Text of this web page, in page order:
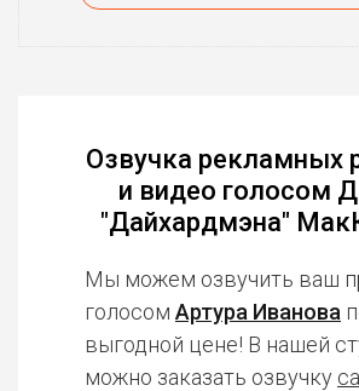
Озвучка рекламных
и видео голосом
"Дайхардмэна"
Мы можем озвучить ваш
голосом Артура Иванова
выгодной цене! В нашей
можно заказать озвучку